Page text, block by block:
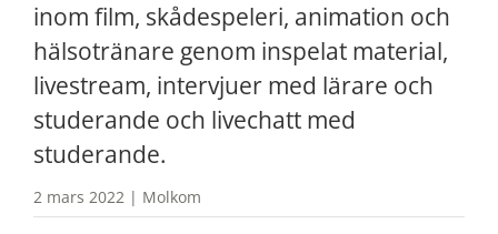
inom film, skådespeleri, animation och
hälsotränare genom inspelat material,
livestream, intervjuer med lärare och
studerande och livechatt med
studerande.
2 mars 2022 | Molkom